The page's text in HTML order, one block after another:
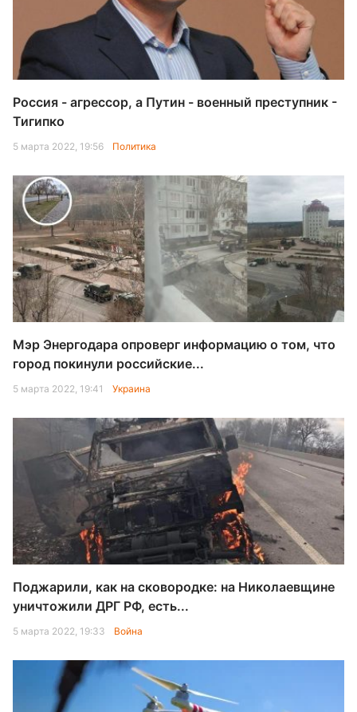
Россия - агрессор, а Путин - военный преступник -
Тигипко
5 марта 2022, 19:56 Политика
Мэр Энергодара опроверг информацию о том, что
город покинули российские...
5 марта 2022, 19:41 Украина
Поджарили, как на сковородке: на Николаевщине
уничтожили ДРГ РФ, есть...
5 марта 2022, 19:33 Война